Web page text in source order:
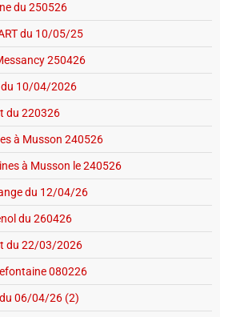
du 250526
du 10/05/25
250426
du 10/04/2026
du 220326
à Musson 240526
à Musson le 240526
du 12/04/26
du 260426
du 22/03/2026
080226
06/04/26 (2)